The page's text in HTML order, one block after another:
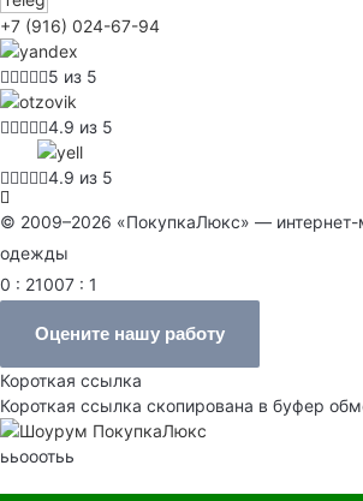
+7 (916) 024-67-94
5 из 5
4.9 из 5
4.9 из 5
© 2009–2026 «ПокупкаЛюкс» — интернет-
одежды
0 : 21007 : 1
Оцените нашу работу
Короткая ссылка
Короткая ссылка скопирована в буфер
ььооотьь